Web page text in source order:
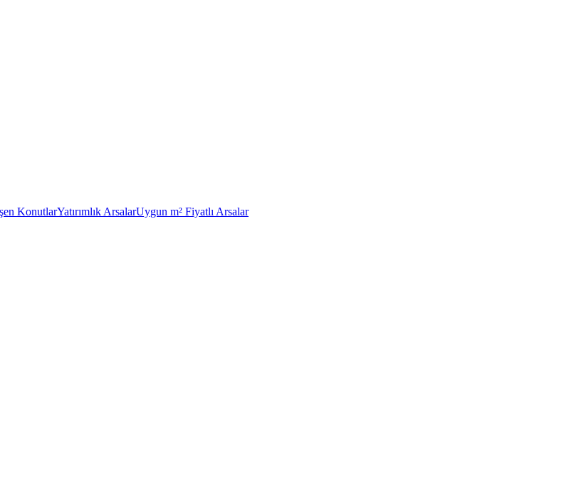
KonutlarYatırımlık ArsalarUygun m² Fiyatlı Arsalar